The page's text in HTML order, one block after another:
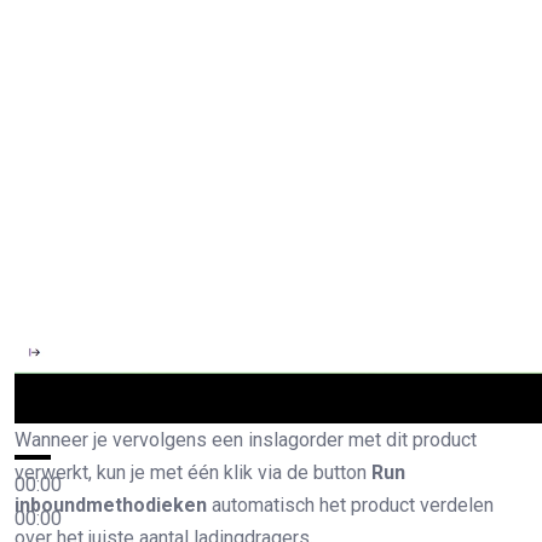
00:00
00:00
Wanneer je vervolgens een inslagorder met dit product
verwerkt, kun je met één klik via de button Run
inboundmethodieken automatisch het product verdelen